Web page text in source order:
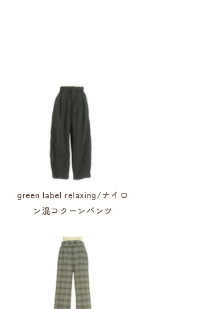
green label relaxing/ナイロ
ン混コクーンパンツ